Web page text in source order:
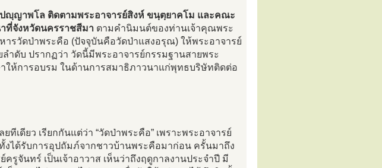
ญฺญาพโล ติดตามพระอาจารย์สิงห์ ขนฺตฺยาคโม และคณะ
ที่จังหวัดนครราชสีมา ตามคำนิมนต์ของท่านเจ้าคุณพระ
รวัดป่าพระคือ (ปัจจุบันคือวัดป่าแสงอรุณ) ให้พระอาจารย์
ำดับ ปรากฏว่า วัดนี้มีพระอาจารย์กรรมฐานสายพระ
ให้การอบรม ในด้านการสมาธิภาวนาแก่พุทธบริษัทติดต่อ
ทีเดียว เรียกกันแต่ว่า “วัดป่าพระคือ” เพราะพระอาจารย์
งได้รับการอุปถัมภ์จากชาวบ้านพระคือมาก่อน ครั้นมาถึง
รูจันทร์ เป็นเจ้าอาวาส เห็นว่าถึงฤดูกาลงานประจำปี มี